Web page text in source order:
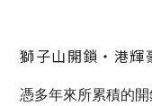
獅子山開鎖‧港輝
憑多年來所累積的